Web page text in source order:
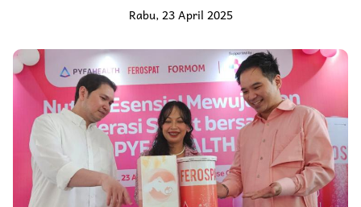
Rabu, 23 April 2025